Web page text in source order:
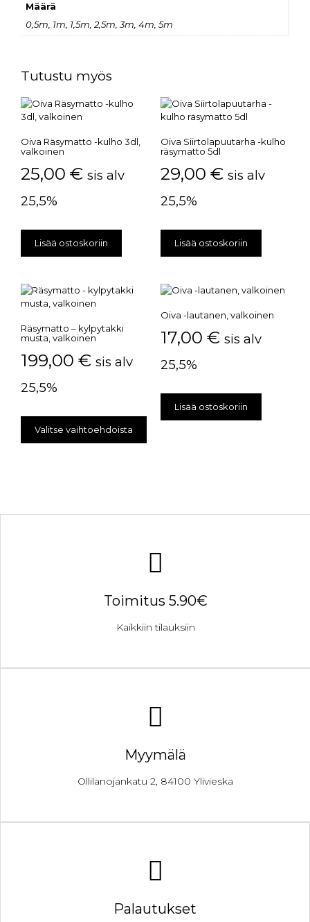
Määrä
0,5m, 1m, 1,5m, 2,5m, 3m, 4m, 5m
Tutustu myös
Oiva Räsymatto -kulho 3dl,
valkoinen
25,00 € sis alv
25,5%
Lisää ostoskoriin
Oiva Siirtolapuutarha -kulho
räsymatto 5dl
29,00 € sis alv
25,5%
Lisää ostoskoriin
Räsymatto – kylpytakki
musta, valkoinen
199,00 € sis alv
25,5%
Valitse vaihtoehdoista
Oiva -lautanen, valkoinen
17,00 € sis alv
25,5%
Lisää ostoskoriin
Toimitus 5.90€
Kaikkiin tilauksiin
Myymälä
Ollilanojankatu 2, 84100 Ylivieska
Palautukset